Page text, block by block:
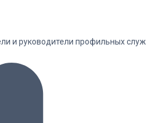
и руководители профильных